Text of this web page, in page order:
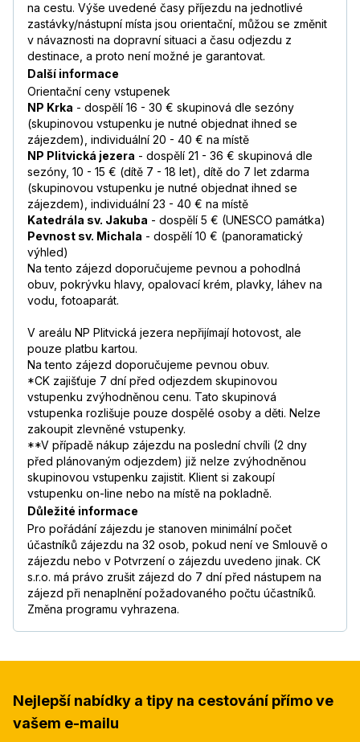
na cestu. Výše uvedené časy příjezdu na jednotlivé
zastávky/nástupní místa jsou orientační, můžou se změnit
v návaznosti na dopravní situaci a času odjezdu z
destinace, a proto není možné je garantovat.
Další informace
Orientační ceny vstupenek
NP Krka - dospělí 16 - 30 € skupinová dle sezóny
(skupinovou vstupenku je nutné objednat ihned se
zájezdem), individuální 20 - 40 € na místě
NP Plitvická jezera - dospělí 21 - 36 € skupinová dle
sezóny, 10 - 15 € (dítě 7 - 18 let), dítě do 7 let zdarma
(skupinovou vstupenku je nutné objednat ihned se
zájezdem), individuální 23 - 40 € na místě
Katedrála sv. Jakuba - dospělí 5 € (UNESCO památka)
Pevnost sv. Michala - dospělí 10 € (panoramatický
výhled)
Na tento zájezd doporučujeme pevnou a pohodlná
obuv, pokrývku hlavy, opalovací krém, plavky, láhev na
vodu, fotoaparát.
V areálu NP Plitvická jezera nepřijímají hotovost, ale
pouze platbu kartou.
Na tento zájezd doporučujeme pevnou obuv.
*CK zajišťuje 7 dní před odjezdem skupinovou
vstupenku zvýhodněnou cenu. Tato skupinová
vstupenka rozlišuje pouze dospělé osoby a děti. Nelze
zakoupit zlevněné vstupenky.
**V případě nákup zájezdu na poslední chvíli (2 dny
před plánovaným odjezdem) již nelze zvýhodněnou
skupinovou vstupenku zajistit. Klient si zakoupí
vstupenku on-line nebo na místě na pokladně.
Důležité informace
Pro pořádání zájezdu je stanoven minimální počet
účastníků zájezdu na 32 osob, pokud není ve Smlouvě o
zájezdu nebo v Potvrzení o zájezdu uvedeno jinak. CK
s.r.o. má právo zrušit zájezd do 7 dní před nástupem na
zájezd při nenaplnění požadovaného počtu účastníků.
Změna programu vyhrazena.
Nejlepší nabídky a tipy na cestování přímo ve
vašem e-mailu